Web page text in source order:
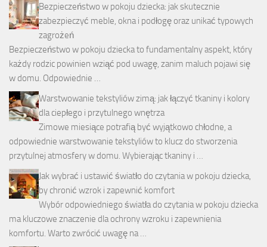
Bezpieczeństwo w pokoju dziecka: jak skutecznie
zabezpieczyć meble, okna i podłogę oraz unikać typowych
zagrożeń
Bezpieczeństwo w pokoju dziecka to fundamentalny aspekt, który
każdy rodzic powinien wziąć pod uwagę, zanim maluch pojawi się
w domu. Odpowiednie …
Warstwowanie tekstyliów zimą: jak łączyć tkaniny i kolory
dla ciepłego i przytulnego wnętrza
Zimowe miesiące potrafią być wyjątkowo chłodne, a
odpowiednie warstwowanie tekstyliów to klucz do stworzenia
przytulnej atmosfery w domu. Wybierając tkaniny i …
Jak wybrać i ustawić światło do czytania w pokoju dziecka,
by chronić wzrok i zapewnić komfort
Wybór odpowiedniego światła do czytania w pokoju dziecka
ma kluczowe znaczenie dla ochrony wzroku i zapewnienia
komfortu. Warto zwrócić uwagę na …